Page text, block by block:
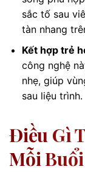
sắc tố sau
tàn nhang
Kết hợp trẻ
công nghệ
nhẹ, giúp
sau liệu trình.
Điều Gì
Mỗi